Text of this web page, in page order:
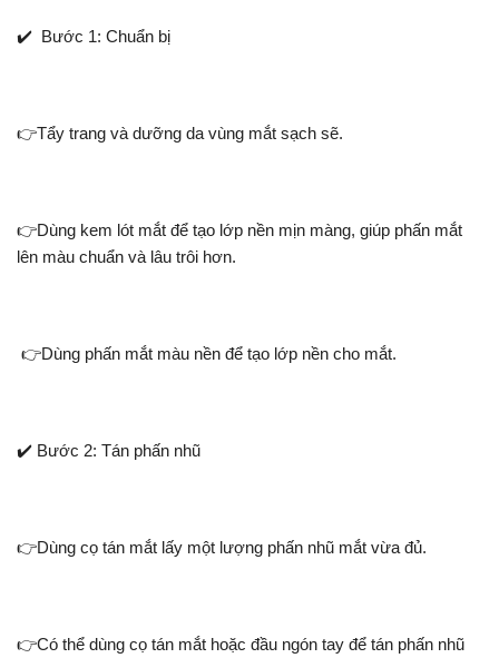
✔️ Bước 1: Chuẩn bị
👉Tẩy trang và dưỡng da vùng mắt sạch sẽ.
👉Dùng kem lót mắt để tạo lớp nền mịn màng, giúp phấn mắt
lên màu chuẩn và lâu trôi hơn.
👉Dùng phấn mắt màu nền để tạo lớp nền cho mắt.
✔️ Bước 2: Tán phấn nhũ
👉Dùng cọ tán mắt lấy một lượng phấn nhũ mắt vừa đủ.
👉Có thể dùng cọ tán mắt hoặc đầu ngón tay để tán phấn nhũ